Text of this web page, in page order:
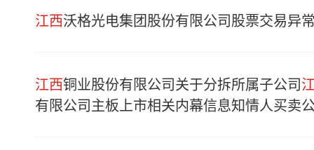
江西沃格光电集团股份有限公司股票交易异
江西铜业股份有限公司关于分拆所属子公司
有限公司主板上市相关内幕信息知情人买卖